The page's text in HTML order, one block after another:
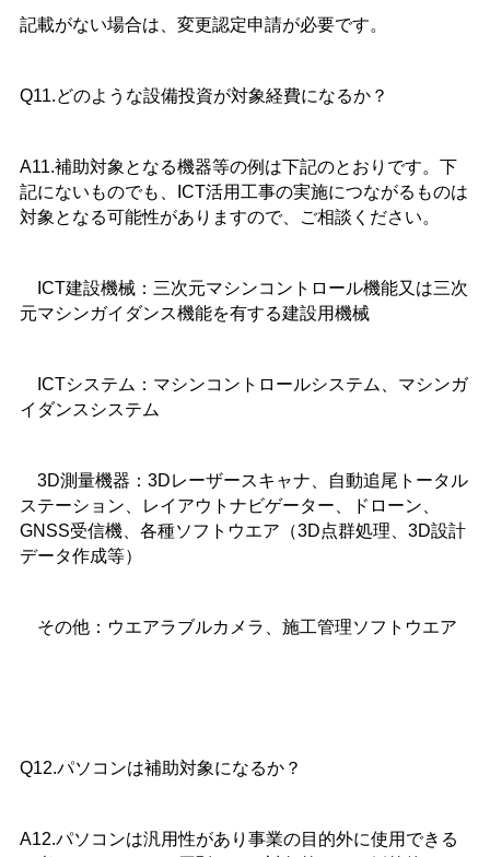
記載がない場合は、変更認定申請が必要です。
Q11.どのような設備投資が対象経費になるか？
A11.補助対象となる機器等の例は下記のとおりです。下
記にないものでも、ICT活用工事の実施につながるものは
対象となる可能性がありますので、ご相談ください。
ICT建設機械：三次元マシンコントロール機能又は三次
元マシンガイダンス機能を有する建設用機械
ICTシステム：マシンコントロールシステム、マシンガ
イダンスシステム
3D測量機器：3Dレーザースキャナ、自動追尾トータル
ステーション、レイアウトナビゲーター、ドローン、
GNSS受信機、各種ソフトウエア（3D点群処理、3D設計
データ作成等）
その他：ウエアラブルカメラ、施工管理ソフトウエア
Q12.パソコンは補助対象になるか？
A12.パソコンは汎用性があり事業の目的外に使用できる